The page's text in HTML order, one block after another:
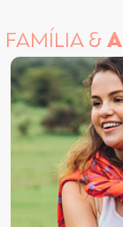
FAMÍLIA &